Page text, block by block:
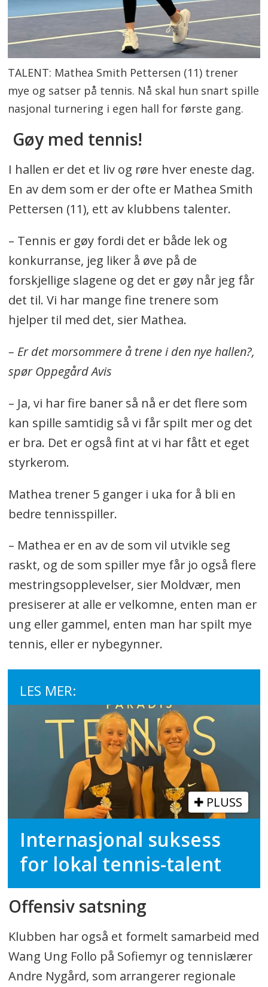
TALENT: Mathea Smith Pettersen (11) trener
mye og satser på tennis. Nå skal hun snart spille
nasjonal turnering i egen hall for første gang.
Gøy med tennis!
I hallen er det et liv og røre hver eneste dag.
En av dem som er der ofte er Mathea Smith
Pettersen (11), ett av klubbens talenter.
– Tennis er gøy fordi det er både lek og
konkurranse, jeg liker å øve på de
forskjellige slagene og det er gøy når jeg får
det til. Vi har mange fine trenere som
hjelper til med det, sier Mathea.
– Er det morsommere å trene i den nye hallen?,
spør Oppegård Avis
– Ja, vi har fire baner så nå er det flere som
kan spille samtidig så vi får spilt mer og det
er bra. Det er også fint at vi har fått et eget
styrkerom.
Mathea trener 5 ganger i uka for å bli en
bedre tennisspiller.
– Mathea er en av de som vil utvikle seg
raskt, og de som spiller mye får jo også flere
mestringsopplevelser, sier Moldvær, men
presiserer at alle er velkomne, enten man er
ung eller gammel, enten man har spilt mye
tennis, eller er nybegynner.
LES MER:
PLUSS
Internasjonal suksess
for lokal tennis-talent
Offensiv satsning
Klubben har også et formelt samarbeid med
Wang Ung Follo på Sofiemyr og tennislærer
Andre Nygård, som arrangerer regionale